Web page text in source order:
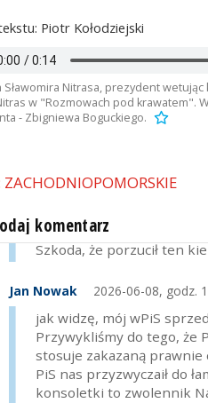
Piotr Kołodziejski
Sławomira Nitrasa, prezydent
w "Rozmowach pod krawatem".
- Zbigniewa Boguckiego.
ZACHODNIOPOMORSKIE
komentarz
mamoniowa303 2026-06-08,
Może pan Nitras
skompromitowany
Jan Nowak 2026-06-08, godz.
rządu Tuska. I
chociażby przy
zawetowaniu SAFE, że
A co do Nitrasa... to
Szkoda, że porzucił ten
Jan Nowak 2026-06-08, godz.
jak widzę, mój wPiS
Przywykliśmy do tego, że
stosuje zakazaną
PiS nas przyzwyczaił do
konsoletki to zwolennik